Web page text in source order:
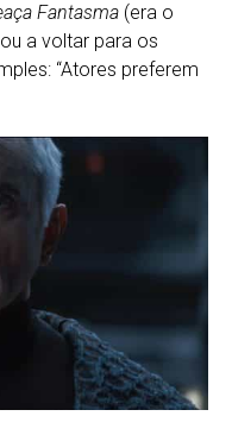
Fantasma (era o
a voltar para os
“Atores preferem